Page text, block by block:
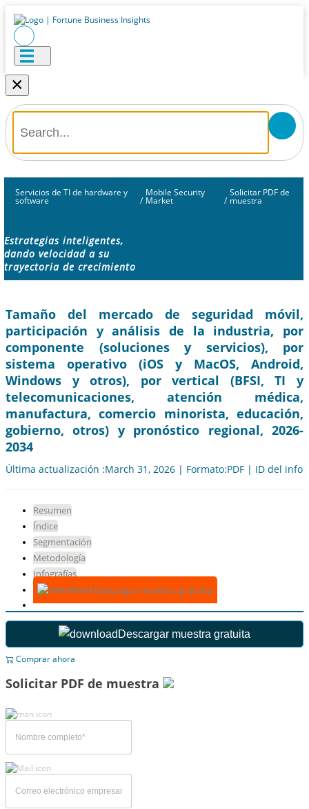
×
Servicios de TI de hardware y
software /
Mobile Security
Market /
Solicitar PDF de
muestra
Estrategias inteligentes,
dando velocidad a su
trayectoria de crecimiento
Tamaño del mercado de seguridad móvil,
participación y análisis de la industria, por
componente (soluciones y servicios), por
sistema operativo (iOS y MacOS, Android,
Windows y otros), por vertical (BFSI, TI y
telecomunicaciones, atención médica,
manufactura, comercio minorista, educación,
gobierno, otros) y pronóstico regional, 2026-
2034
Última actualización :March 31, 2026 | Formato:PDF | ID del
Resumen
Índice
Segmentación
Metodología
Infografías
Descargar muestra gratuita
Descargar muestra gratuita
Comprar ahora
Solicitar PDF de muestra